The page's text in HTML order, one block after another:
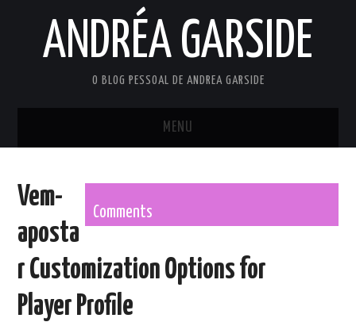
ANDRÉA GARSIDE
O BLOG PESSOAL DE ANDREA GARSIDE
MENU
PRIVACY POLICYComments
Vem-
aposta
r Customization Options for
Player Profile